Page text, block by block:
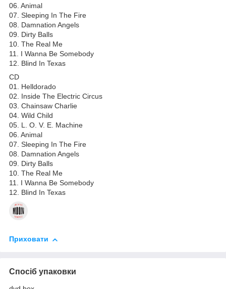
06. Animal
07. Sleeping In The Fire
08. Damnation Angels
09. Dirty Balls
10. The Real Me
11. I Wanna Be Somebody
12. Blind In Texas
CD
01. Helldorado
02. Inside The Electric Circus
03. Chainsaw Charlie
04. Wild Child
05. L. O. V. E. Machine
06. Animal
07. Sleeping In The Fire
08. Damnation Angels
09. Dirty Balls
10. The Real Me
11. I Wanna Be Somebody
12. Blind In Texas
Приховати
Спосіб упаковки